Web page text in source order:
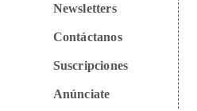
Newsletters
Contáctanos
Suscripciones
Anúnciate